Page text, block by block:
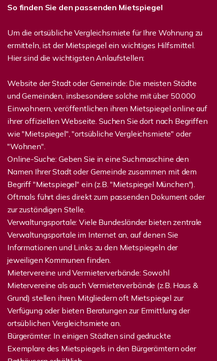
So finden Sie den passenden Mietspiegel
Um die ortsübliche Vergleichsmiete für Ihre Wohnung zu
ermitteln, ist der Mietspiegel ein wichtiges Hilfsmittel.
Hier sind die wichtigsten Anlaufstellen:
Website der Stadt oder Gemeinde: Die meisten Städte
und Gemeinden, insbesondere solche mit über 50.000
Einwohnern, veröffentlichen ihren Mietspiegel online auf
ihrer offiziellen Webseite. Suchen Sie dort nach Begriffen
wie "Mietspiegel", "ortsübliche Vergleichsmiete" oder
"Wohnen".
Online-Suche: Geben Sie in eine Suchmaschine den
Namen Ihrer Stadt oder Gemeinde zusammen mit dem
Begriff "Mietspiegel" ein (z.B. "Mietspiegel München").
Oftmals führt dies direkt zum passenden Dokument oder
zur zuständigen Stelle.
Verwaltungsportale: Viele Bundesländer bieten zentrale
Verwaltungsportale im Internet an, auf denen Sie
Informationen und Links zu den Mietspiegeln der
jeweiligen Kommunen finden.
Mietervereine und Vermieterverbände: Sowohl
Mietervereine als auch Vermieterverbände (z.B. Haus &
Grund) stellen ihren Mitgliedern oft Mietspiegel zur
Verfügung oder bieten Beratungen zur Ermittlung der
ortsüblichen Vergleichsmiete an.
Bürgerämter: In einigen Städten sind gedruckte
Exemplare des Mietspiegels in den Bürgerämtern oder